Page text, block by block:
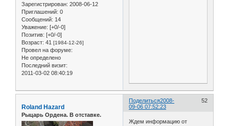
Зарегистрирован: 2008-06-12
Приглашений: 0
Сообщений: 14
Уважение: [+0/-0]
Позитив: [+0/-0]
Возраст: 41 [1984-12-26]
Провел на форуме:
Не определено
Последний визит:
2011-03-02 08:40:19
Поделиться 52
2008-
09-06 07:52:23
Roland Hazard
Рыцарь Ордена. В отставке.
Ждем информацию от